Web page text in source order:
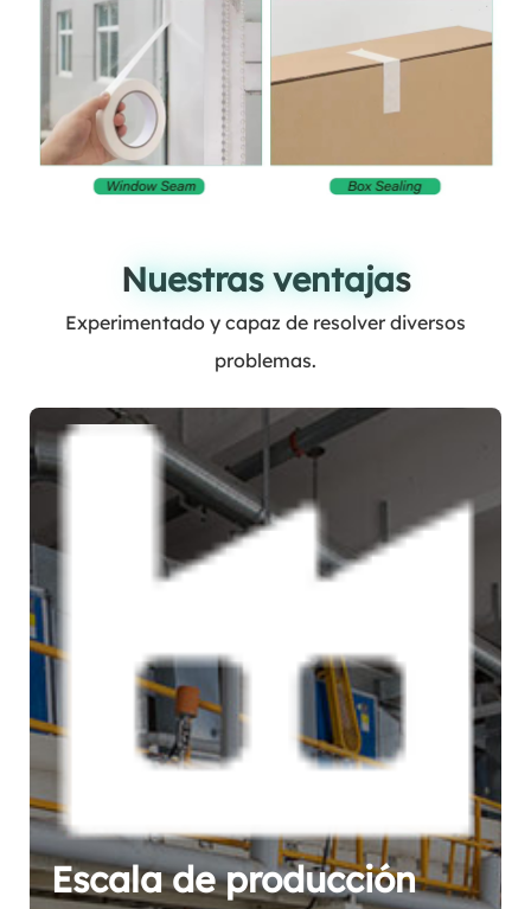
Nuestras ventajas
Nuestras ventajas
Experimentado y capaz de resolver diversos
problemas.
Escala de producción